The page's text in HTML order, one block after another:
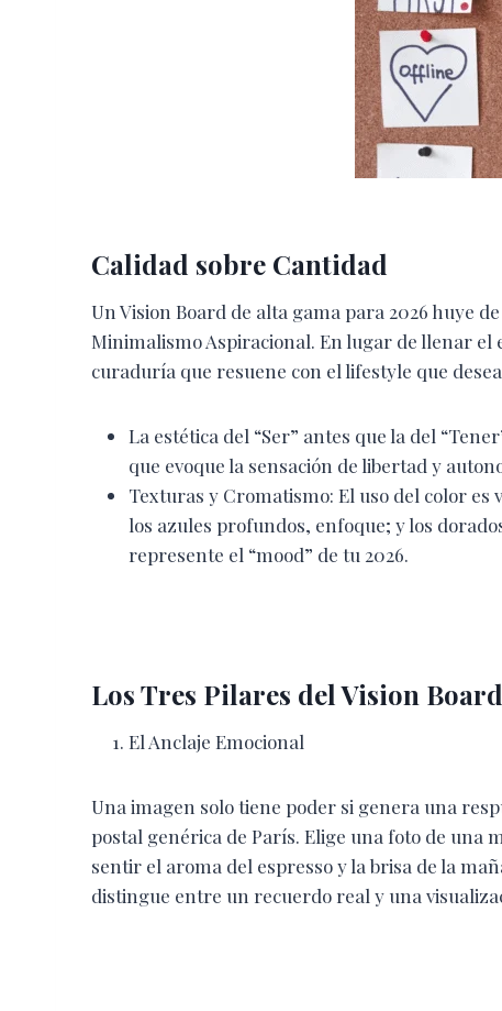
Calidad sobre Cantidad
Un Vision Board de alta gama para 2026 huye
Minimalismo Aspiracional. En lugar de llenar el
curaduría que resuene con el lifestyle que
La estética del “Ser” antes que la del
que evoque la sensación de libertad y
Texturas y Cromatismo: El uso del color
los azules profundos, enfoque; y los
represente el “mood” de tu 2026.
Los Tres Pilares del Vision
El Anclaje Emocional
Una imagen solo tiene poder si genera una
postal genérica de París. Elige una foto de una
sentir el aroma del espresso y la brisa de la
distingue entre un recuerdo real y una